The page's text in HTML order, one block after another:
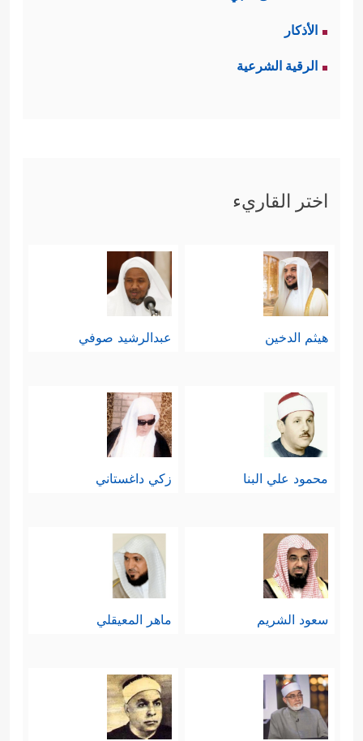
الأذكار
الرقية الشرعية
اختر القاريء
هيثم الدخين عبدالرشيد صوفي
محمود علي البنا زكي داغستاني
سعود الشريم ماهر المعيقلي